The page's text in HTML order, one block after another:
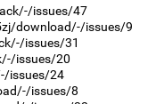
issues/47
download/-/issues/9
issues/31
issues/20
issues/24
issues/8